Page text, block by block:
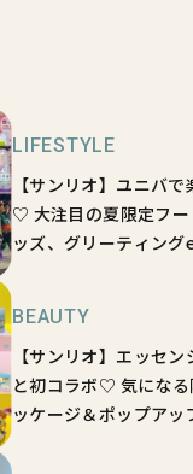
LIFESTYLE
【サンリオ】ユニバで
♡ 大注目の夏限定フー
ッズ、グリーティン
BEAUTY
【サンリオ】エッセン
と初コラボ♡ 気にな
ッケージ＆ポップアッ